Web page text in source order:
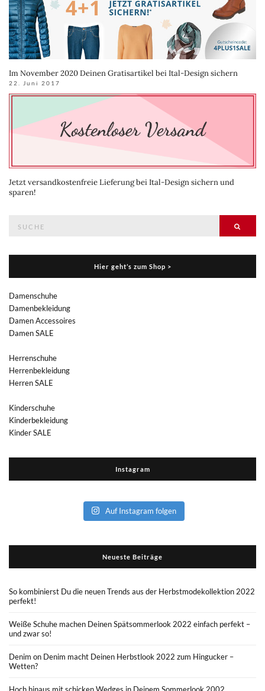
Im November 2020 Deinen Gratisartikel bei Ital-Design sichern
22. Juni 2017
Jetzt versandkostenfreie Lieferung bei Ital-Design sichern und
sparen!
Hier geht’s zum Shop >
Damenschuhe
Damenbekleidung
Damen Accessoires
Damen SALE
Herrenschuhe
Herrenbekleidung
Herren SALE
Kinderschuhe
Kinderbekleidung
Kinder SALE
Instagram
Auf Instagram folgen
Neueste Beiträge
So kombinierst Du die neuen Trends aus der Herbstmodekollektion 2022
perfekt!
Weiße Schuhe machen Deinen Spätsommerlook 2022 einfach perfekt –
und zwar so!
Denim on Denim macht Deinen Herbstlook 2022 zum Hingucker –
Wetten?
Hoch hinaus mit schicken Wedges in Deinem Sommerlook 2002